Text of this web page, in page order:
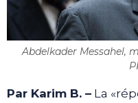
Abdelkader Messahel,
Par Karim B. – La